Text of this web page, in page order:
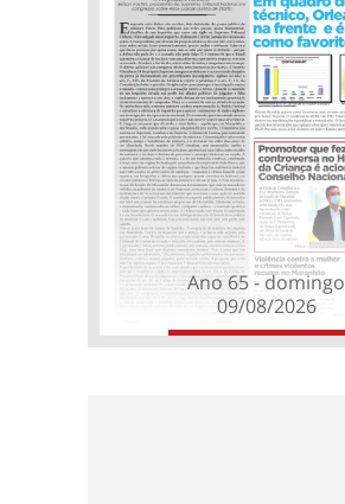
Ano 65 - domingo
09/08/2026